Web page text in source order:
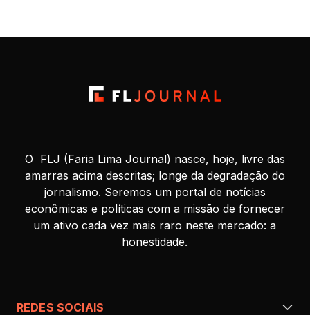
O FLJ (Faria Lima Journal) nasce, hoje, livre das
amarras acima descritas; longe da degradação do
jornalismo. Seremos um portal de notícias
econômicas e políticas com a missão de fornecer
um ativo cada vez mais raro neste mercado: a
honestidade.
REDES SOCIAIS